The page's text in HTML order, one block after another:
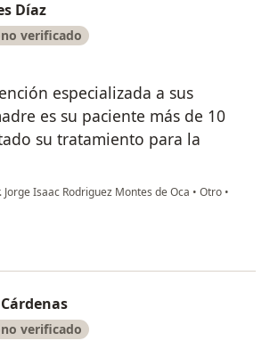
Díaz
verificado
especializada a sus
es su paciente más de 10
su tratamiento para la
Jorge Isaac Rodriguez Montes de Oca • Otro •
Torres Díaz
verificado